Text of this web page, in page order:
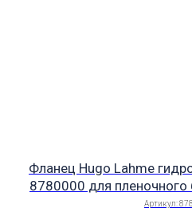
Фланец Hugo Lahme
8780000 для пленочного
Артикул: